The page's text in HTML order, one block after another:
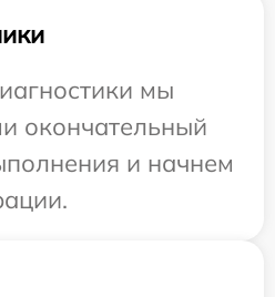
мы
окончательный
и начнем